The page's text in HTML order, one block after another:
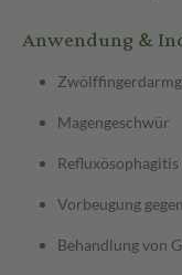
Anwendung &
Magengeschwür
Vorbeugung
Behandlung von